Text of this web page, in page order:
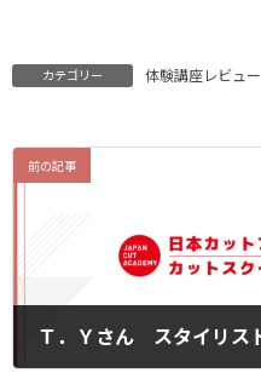
カテゴリー 体験講座レビュー
前の記事